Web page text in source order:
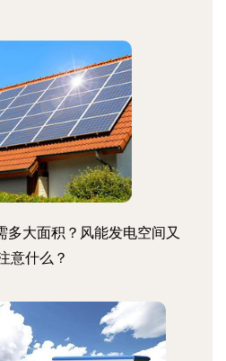
多大面积？风能发电空间又
意什么？